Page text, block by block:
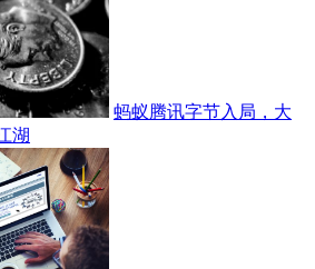
蚂蚁腾讯字节入局，大
湖